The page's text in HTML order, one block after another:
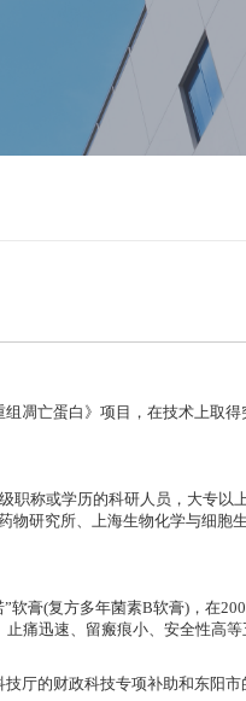
凋亡蛋白》项目，在技术上取
称或学历的科研人员，大专以
研究所、上海生物化学与细胞
膏(复方多年菌素B软膏)，在
痛迅速、留瘢痕小、安全性高
厅的财政科技专项补助和东阳市